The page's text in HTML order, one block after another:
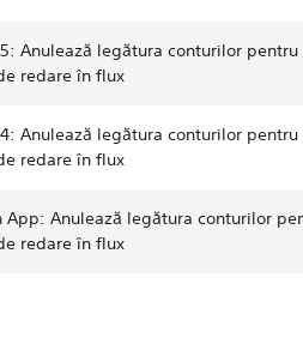
Anulează legătura conturilor
redare în flux
Anulează legătura conturilor
redare în flux
App: Anulează legătura conturilor
redare în flux